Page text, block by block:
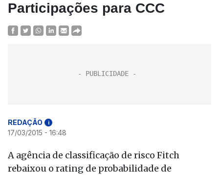
Participações para CCC
REDAÇÃO i
17/03/2015 - 16:48
A agência de classificação de risco Fitch
rebaixou o rating de probabilidade de